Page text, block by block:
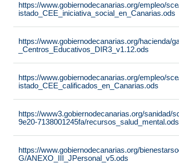
https://www.gobiernodecanarias.org/empleo/
istado_CEE_iniciativa_social_en_Canarias.ods
https://www.gobiernodecanarias.org/hacienda/
_Centros_Educativos_DIR3_v1.12.ods
https://www.gobiernodecanarias.org/empleo/
istado_CEE_calificados_en_Canarias.ods
https://www3.gobiernodecanarias.org/sanidad/
9e20-7138001245fa/recursos_salud_mental.ods
https://www.gobiernodecanarias.org/
G/ANEXO_III_JPersonal_v5.ods